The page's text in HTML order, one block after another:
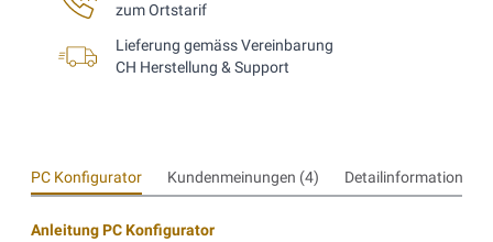
zum Ortstarif
Lieferung gemäss Vereinbarung
CH Herstellung & Support
PC Konfigurator Kundenmeinungen (4) Detailinformationen
Anleitung PC Konfigurator